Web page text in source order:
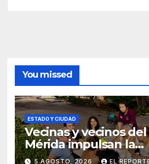
You missed
ESTADO Y CIUDAD
Vecinas y vecinos
Mérida impulsan la
recuperación de
5 AGOSTO, 2026 EL